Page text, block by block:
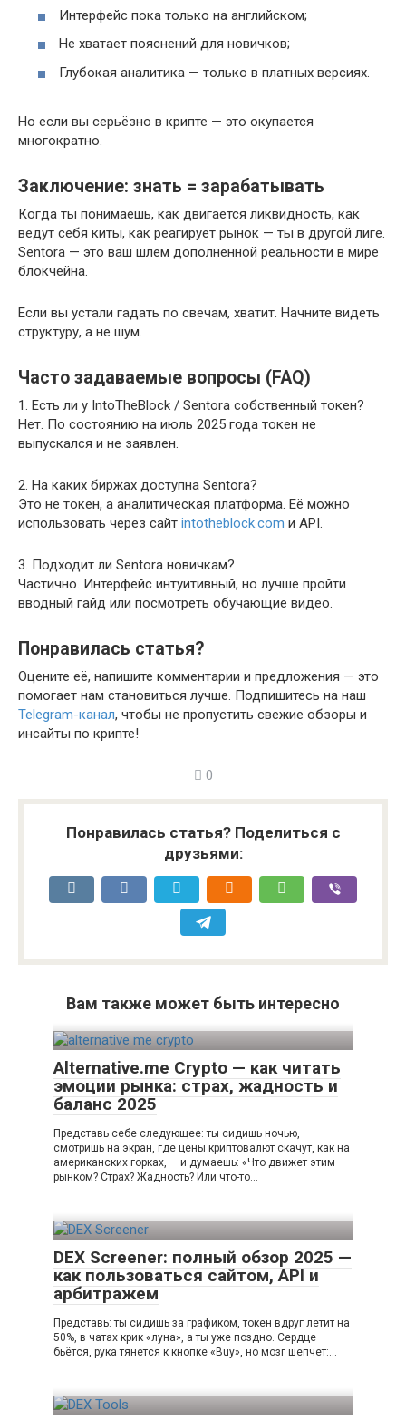
Интерфейс пока только на английском;
Не хватает пояснений для новичков;
Глубокая аналитика — только в платных версиях.
Но если вы серьёзно в крипте — это окупается
многократно.
Заключение: знать = зарабатывать
Когда ты понимаешь, как двигается ликвидность, как
ведут себя киты, как реагирует рынок — ты в другой лиге.
Sentora — это ваш шлем дополненной реальности в мире
блокчейна.
Если вы устали гадать по свечам, хватит. Начните видеть
структуру, а не шум.
Часто задаваемые вопросы (FAQ)
1. Есть ли у IntoTheBlock / Sentora собственный токен?
Нет. По состоянию на июль 2025 года токен не
выпускался и не заявлен.
2. На каких биржах доступна Sentora?
Это не токен, а аналитическая платформа. Её можно
использовать через сайт intotheblock.com и API.
3. Подходит ли Sentora новичкам?
Частично. Интерфейс интуитивный, но лучше пройти
вводный гайд или посмотреть обучающие видео.
Понравилась статья?
Оцените её, напишите комментарии и предложения — это
помогает нам становиться лучше. Подпишитесь на наш
Telegram-канал, чтобы не пропустить свежие обзоры и
инсайты по крипте!
0
Понравилась статья? Поделиться с
друзьями:
Вам также может быть интересно
Alternative.me Crypto — как читать
эмоции рынка: страх, жадность и
баланс 2025
Представь себе следующее: ты сидишь ночью,
смотришь на экран, где цены криптовалют скачут, как на
американских горках, — и думаешь: «Что движет этим
рынком? Страх? Жадность? Или что-то…
DEX Screener: полный обзор 2025 —
как пользоваться сайтом, API и
арбитражем
Представь: ты сидишь за графиком, токен вдруг летит на
50%, в чатах крик «луна», а ты уже поздно. Сердце
бьётся, рука тянется к кнопке «Buy», но мозг шепчет:…